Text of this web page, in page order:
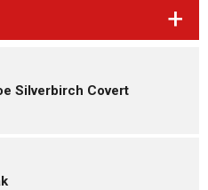
Silverbirch Covert